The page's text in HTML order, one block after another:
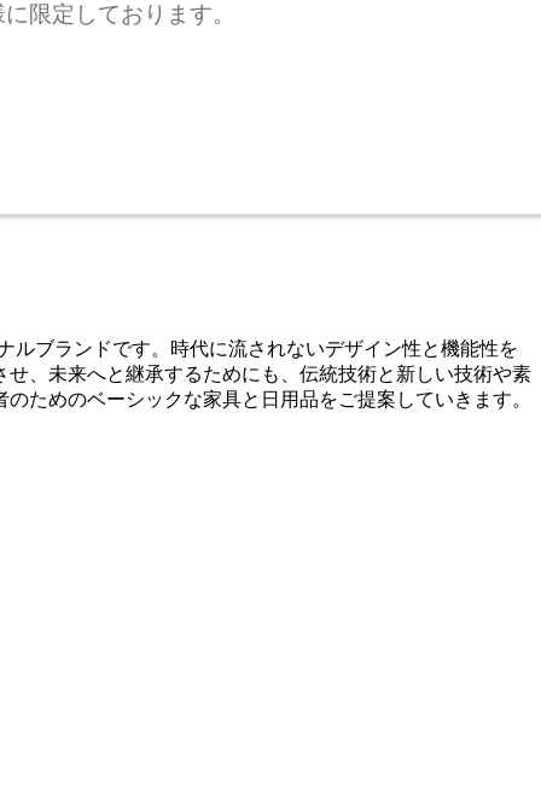
限定しております。
ブランドです。時代に流されないデザイン性と機能性を
、未来へと継承するためにも、伝統技術と新しい技術や素
ためのベーシックな家具と日用品をご提案していきます。